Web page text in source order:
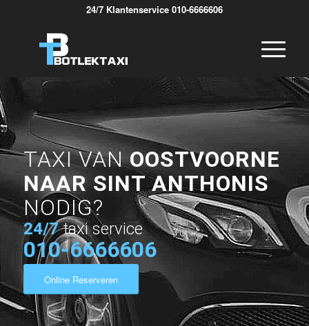
24/7 Klantenservice 010-6666606
TAXI VANOOSTVOORNE
NAAR SINT ANTHONIS
NODIG?
24/7 taxi service
010-6666606
Online Reserveren